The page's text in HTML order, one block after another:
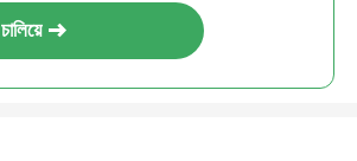
চালিয়ে